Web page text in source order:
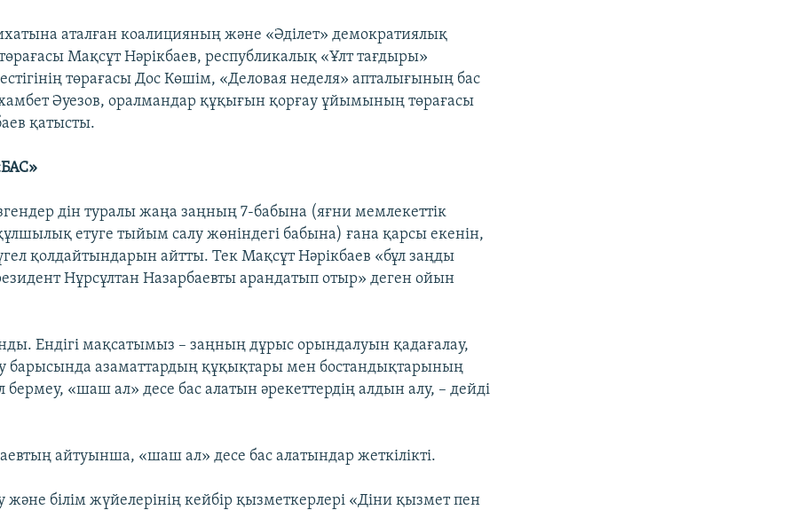
аталған коалицияның және «Әділет» демократиялық
Мақсұт Нәрікбаев, республикалық «Ұлт тағдыры»
төрағасы Дос Көшім, «Деловая неделя» апталығының бас
Әуезов, оралмандар құқығын қорғау ұйымының төрағасы
қатысты.
дін туралы жаңа заңның 7-бабына (яғни мемлекеттік
етуге тыйым салу жөніндегі бабына) ғана қарсы екенін,
қолдайтындарын айтты. Тек Мақсұт Нәрікбаев «бұл заңды
Нұрсұлтан Назарбаевты арандатып отыр» деген ойын
Ендігі мақсатымыз – заңның дұрыс орындалуын қадағалау,
барысында азаматтардың құқықтары мен бостандықтарының
«шаш ал» десе бас алатын әрекеттердің алдын алу, – дейді
айтуынша, «шаш ал» десе бас алатындар жеткілікті.
және білім жүйелерінің кейбір қызметкерлері «Діни қызмет пен